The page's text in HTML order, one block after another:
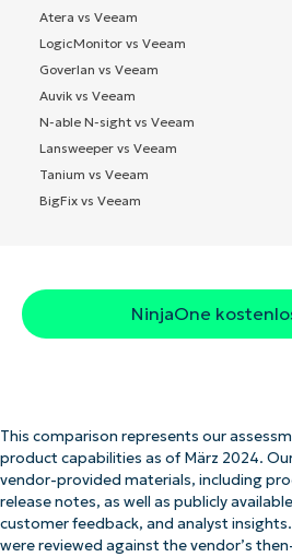
Atera vs Veeam
LogicMonitor vs Veeam
Goverlan vs Veeam
Auvik vs Veeam
N-able N-sight vs Veeam
Lansweeper vs Veeam
Tanium vs Veeam
BigFix vs Veeam
NinjaOne
This comparison represents our
product capabilities as of März 2024.
vendor-provided materials, including
release notes, as well as publicly
customer feedback, and analyst
were reviewed against the vendor’s